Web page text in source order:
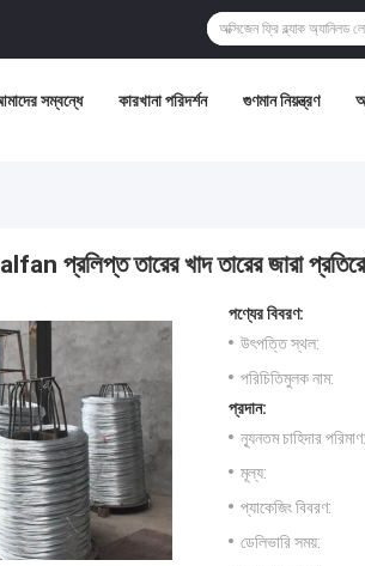
সম্বন্ধে কারখানা পরিদর্শন গুণমান নিয়ন্ত্রণ
প্রলিপ্ত তারের খাদ তারের জারা
পণ্যের বিবরণ:
উৎপত্তি স্থল:
পরিচিতিমুলক নাম:
প্রদান:
ন্যূনতম চাহিদার পরিমাণ:
মূল্য:
প্যাকেজিং বিবরণ:
ডেলিভারি সময়: